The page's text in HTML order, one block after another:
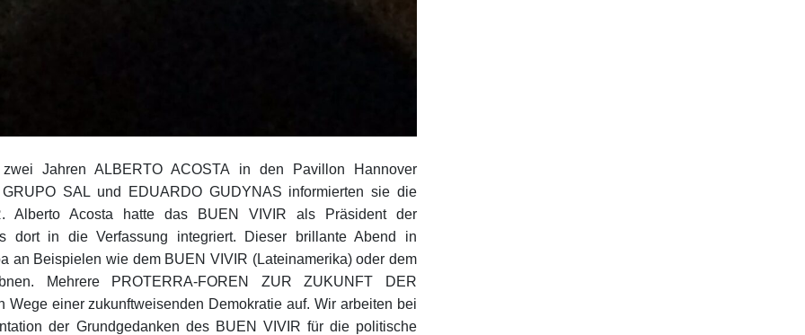
Jahren ALBERTO ACOSTA in den Pavillon Hannover
SAL und EDUARDO GUDYNAS informierten sie die
Alberto Acosta hatte das BUEN VIVIR als Präsident der
dort in die Verfassung integriert. Dieser brillante Abend in
an Beispielen wie dem BUEN VIVIR (Lateinamerika) oder dem
Mehrere PROTERRA-FOREN ZUR ZUKUNFT DER
einer zukunftweisenden Demokratie auf. Wir arbeiten bei
der Grundgedanken des BUEN VIVIR für die politische